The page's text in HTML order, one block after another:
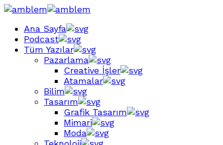
Ana Sayfa
Podcast
Tüm Yazılar
Pazarlama
Creative İşler
Atamalar
Bilim
Tasarım
Grafik Tasarım
Mimari
Moda